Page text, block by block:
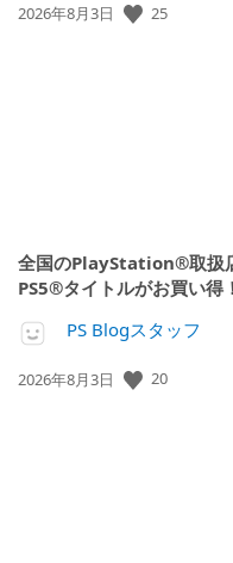
公
2026年8月3日 25
全国のPlayStation®取扱
PS5®タイトルがお買い得！
PS Blogスタッフ
公
2026年8月3日 20